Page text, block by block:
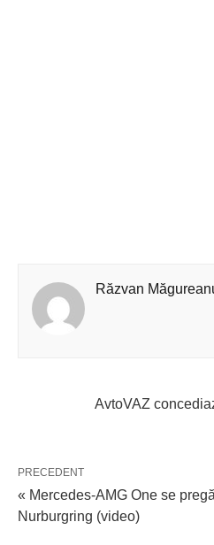
Răzvan
AvtoVAZ
PRECEDENT
« Mercedes-AMG One se
Nurburgring (video)